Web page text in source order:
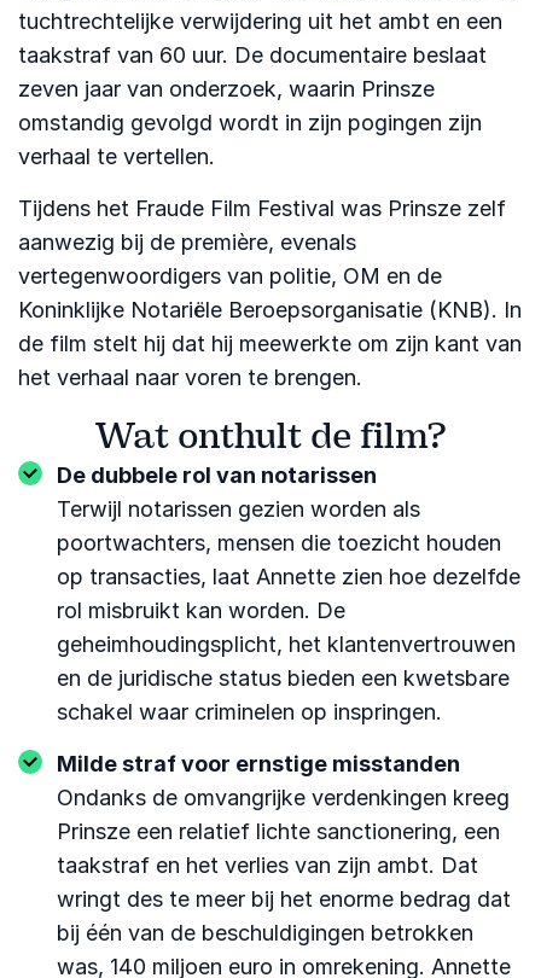
tuchtrechtelijke verwijdering uit het ambt en een
taakstraf van 60 uur. De documentaire beslaat
zeven jaar van onderzoek, waarin Prinsze
omstandig gevolgd wordt in zijn pogingen zijn
verhaal te vertellen.
Tijdens het Fraude Film Festival was Prinsze zelf
aanwezig bij de première, evenals
vertegenwoordigers van politie, OM en de
Koninklijke Notariële Beroepsorganisatie (KNB). In
de film stelt hij dat hij meewerkte om zijn kant van
het verhaal naar voren te brengen.
Wat onthult de film?
De dubbele rol van notarissen
Terwijl notarissen gezien worden als
poortwachters, mensen die toezicht houden
op transacties, laat Annette zien hoe dezelfde
rol misbruikt kan worden. De
geheimhoudingsplicht, het klantenvertrouwen
en de juridische status bieden een kwetsbare
schakel waar criminelen op inspringen.
Milde straf voor ernstige misstanden
Ondanks de omvangrijke verdenkingen kreeg
Prinsze een relatief lichte sanctionering, een
taakstraf en het verlies van zijn ambt. Dat
wringt des te meer bij het enorme bedrag dat
bij één van de beschuldigingen betrokken
was, 140 miljoen euro in omrekening. Annette